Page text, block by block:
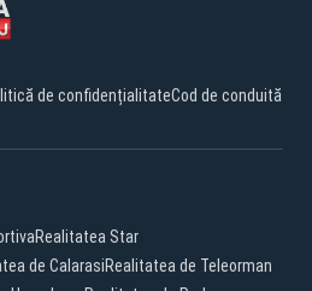
de confidențialitateCod de conduită
Realitatea Star
de CalarasiRealitatea de Teleorman